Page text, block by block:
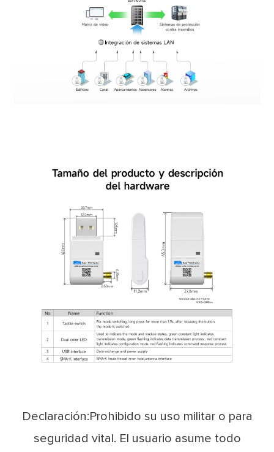
Declaración:Prohibido su uso militar o para
seguridad vital. El usuario asume todo